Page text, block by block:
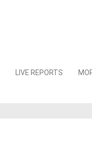
LIVE REPORTS